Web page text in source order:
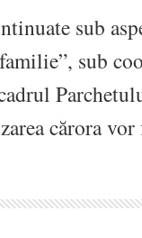
sub
sub
cărora